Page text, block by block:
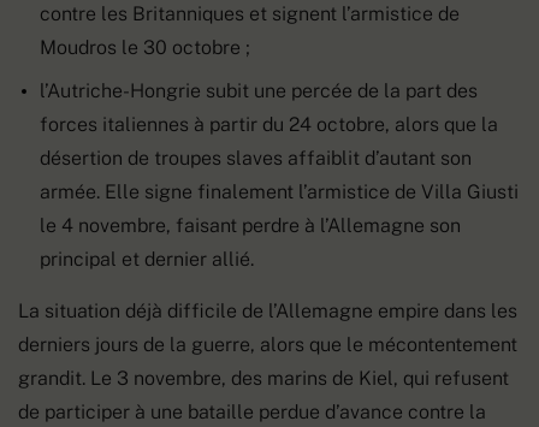
contre les Britanniques et signent l’armistice de
Moudros le 30 octobre ;
l’Autriche-Hongrie subit une percée de la part des
forces italiennes à partir du 24 octobre, alors que la
désertion de troupes slaves affaiblit d’autant son
armée. Elle signe finalement l’armistice de Villa Giusti
le 4 novembre, faisant perdre à l’Allemagne son
principal et dernier allié.
La situation déjà difficile de l’Allemagne empire dans les
derniers jours de la guerre, alors que le mécontentement
grandit. Le 3 novembre, des marins de Kiel, qui refusent
de participer à une bataille perdue d’avance contre la